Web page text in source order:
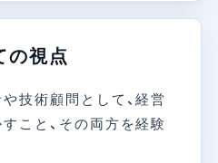
の視点
技術顧問として、経営
こと、その両方を経験